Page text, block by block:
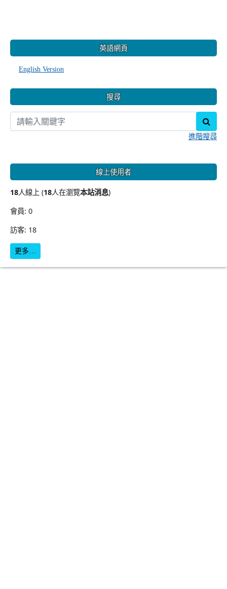
英語網頁
English Version
搜尋
進階搜尋
線上使用者
18人線上 (18人在瀏覽本站消息)
會員: 0
訪客: 18
更多…